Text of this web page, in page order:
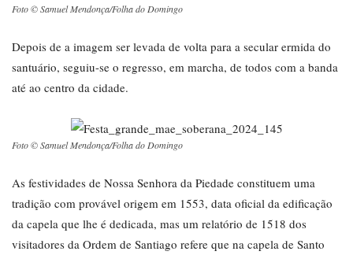
Foto © Samuel Mendonça/Folha do Domingo
Depois de a imagem ser levada de volta para a secular ermida do
santuário, seguiu-se o regresso, em marcha, de todos com a banda
até ao centro da cidade.
Foto © Samuel Mendonça/Folha do Domingo
As festividades de Nossa Senhora da Piedade constituem uma
tradição com provável origem em 1553, data oficial da edificação
da capela que lhe é dedicada, mas um relatório de 1518 dos
visitadores da Ordem de Santiago refere que na capela de Santo